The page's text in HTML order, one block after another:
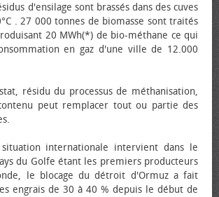
d'ensilage sont brassés dans des cuves
. 27 000 tonnes de biomasse sont traités
20 MWh(*) de bio-méthane ce qui
en gaz d'une ville de 12.000
résidu du processus de méthanisation,
peut remplacer tout ou partie des
internationale intervient dans le
du Golfe étant les premiers producteurs
le blocage du détroit d'Ormuz a fait
engrais de 30 à 40 % depuis le début de